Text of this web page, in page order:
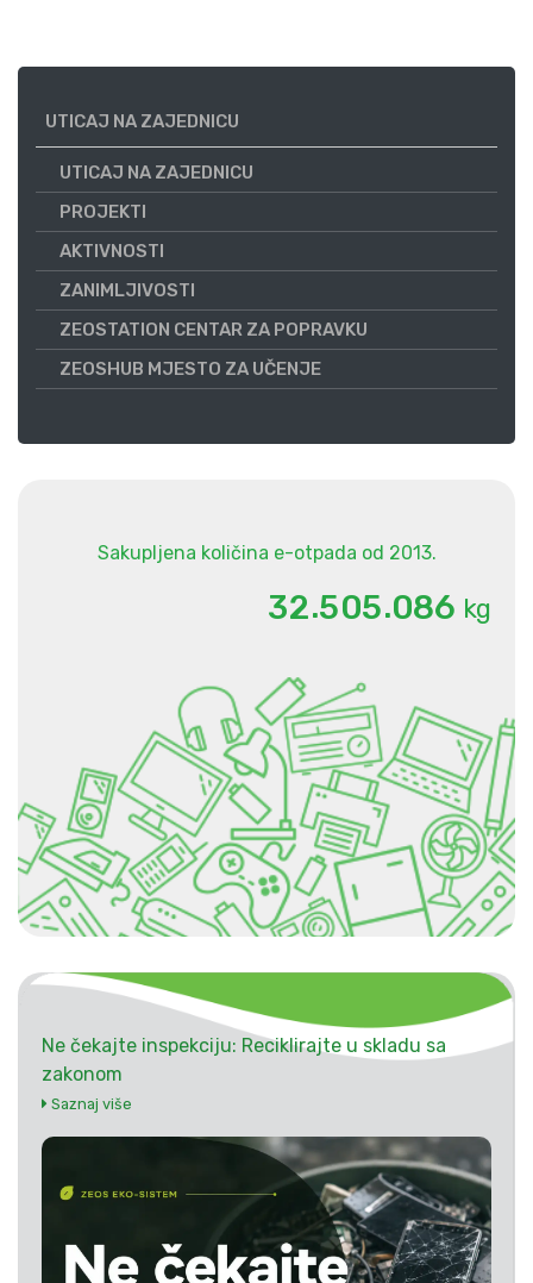
UTICAJ NA ZAJEDNICU
UTICAJ NA ZAJEDNICU
PROJEKTI
AKTIVNOSTI
ZANIMLJIVOSTI
ZEOSTATION CENTAR ZA POPRAVKU
ZEOSHUB MJESTO ZA UČENJE
Sakupljena količina e-otpada od 2013.
32.505.086 kg
Ne čekajte inspekciju: Reciklirajte u skladu sa
zakonom
Saznaj više